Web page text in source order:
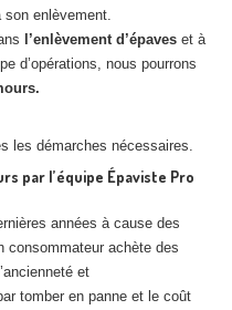
enlèvement.
l’enlèvement d’épaves et à
d’opérations, nous pourrons
les démarches nécessaires.
par l’équipe Épaviste Pro
années à cause des
consommateur achète des
et
tomber en panne et le coût